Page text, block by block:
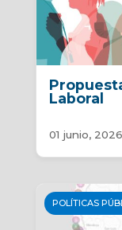
Laboral
01 junio, 2026
POLÍTICAS